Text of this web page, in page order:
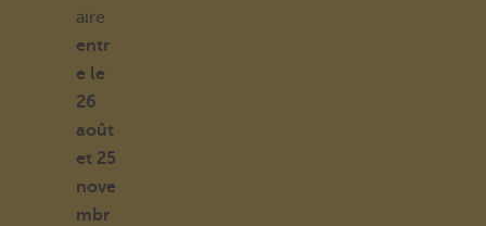
aire
entr
e le
26
août
et 25
nove
mbr